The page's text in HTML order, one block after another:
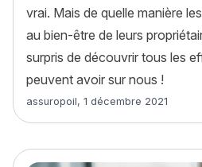
vrai. Mais de quelle manière
au bien-être de leurs
surpris de découvrir tous les
peuvent avoir sur nous !
Article rédigé par
assuropoil, 1 décembre 2021